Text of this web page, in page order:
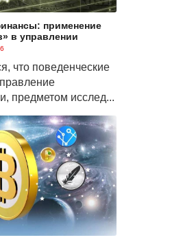
применение
в управлении
что поведенческие
предметом исслед...